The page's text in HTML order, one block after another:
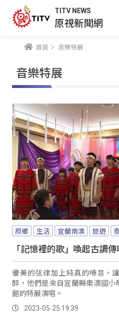
TITV NEWS
原視新聞網
首頁 音樂特展
音樂特展
原鄉 生活 宜蘭南澳 旅遊
「記憶裡的歌」喚起古調
優美的弦律加上純真的嗓音，
醉，他們是來自宜蘭縣東澳國
館的特展演唱。
2023-05-25 19:39